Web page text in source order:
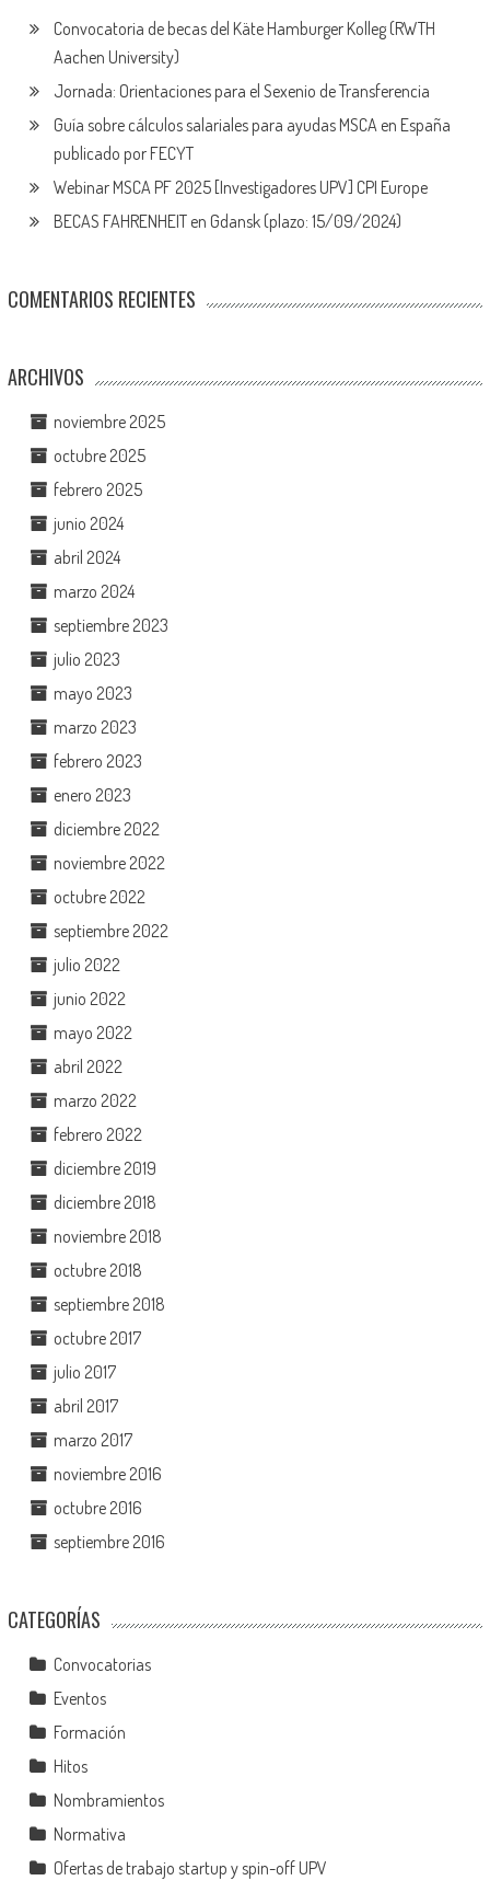
Convocatoria de becas del Käte Hamburger Kolleg (RWTH
Aachen University)
Jornada: Orientaciones para el Sexenio de Transferencia
Guía sobre cálculos salariales para ayudas MSCA en España
publicado por FECYT
Webinar MSCA PF 2025 [Investigadores UPV] CPI Europe
BECAS FAHRENHEIT en Gdansk (plazo: 15/09/2024)
COMENTARIOS RECIENTES
ARCHIVOS
noviembre 2025
octubre 2025
febrero 2025
junio 2024
abril 2024
marzo 2024
septiembre 2023
julio 2023
mayo 2023
marzo 2023
febrero 2023
enero 2023
diciembre 2022
noviembre 2022
octubre 2022
septiembre 2022
julio 2022
junio 2022
mayo 2022
abril 2022
marzo 2022
febrero 2022
diciembre 2019
diciembre 2018
noviembre 2018
octubre 2018
septiembre 2018
octubre 2017
julio 2017
abril 2017
marzo 2017
noviembre 2016
octubre 2016
septiembre 2016
CATEGORÍAS
Convocatorias
Eventos
Formación
Hitos
Nombramientos
Normativa
Ofertas de trabajo startup y spin-off UPV